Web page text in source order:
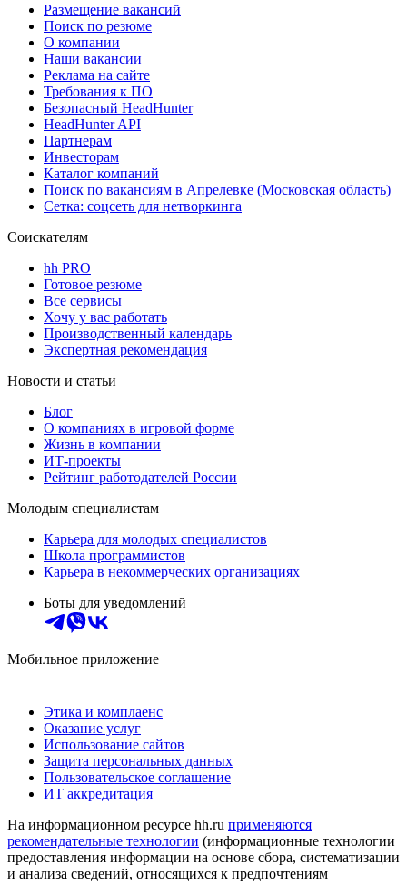
Размещение вакансий
Поиск по резюме
О компании
Наши вакансии
Реклама на сайте
Требования к ПО
Безопасный HeadHunter
HeadHunter API
Партнерам
Инвесторам
Каталог компаний
Поиск по вакансиям в Апрелевке (Московская область)
Сетка: соцсеть для нетворкинга
Соискателям
hh PRO
Готовое резюме
Все сервисы
Хочу у вас работать
Производственный календарь
Экспертная рекомендация
Новости и статьи
Блог
О компаниях в игровой форме
Жизнь в компании
ИТ-проекты
Рейтинг работодателей России
Молодым специалистам
Карьера для молодых специалистов
Школа программистов
Карьера в некоммерческих организациях
Боты для уведомлений
Мобильное приложение
Этика и комплаенс
Оказание услуг
Использование сайтов
Защита персональных данных
Пользовательское соглашение
ИТ аккредитация
На информационном ресурсе hh.ru применяются
рекомендательные технологии (информационные технологии
предоставления информации на основе сбора, систематизации
и анализа сведений, относящихся к предпочтениям